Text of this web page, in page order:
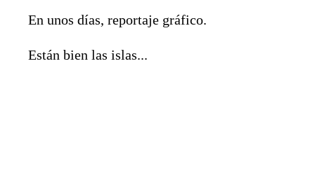
En unos días, reportaje gráfico.
Están bien las islas...